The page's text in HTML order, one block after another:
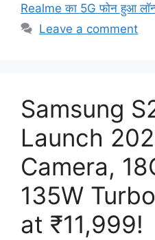
Realme का 5G फोन हुआ
Leave a comment
Samsung
Launch
Camera,
135W
at ₹11,999!